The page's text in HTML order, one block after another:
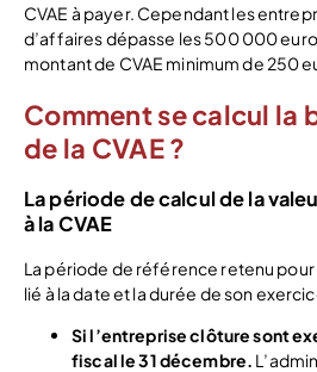
CVAE à payer. Cependant les
d’affaires dépasse les 500 000
montant de CVAE minimum de 250
Comment se calcul la
de la CVAE ?
La période de calcul de la
à la CVAE
La période de référence retenu pour
lié à la date et la durée de son
Si l’entreprise clôture sont
fiscal le 31 décembre.